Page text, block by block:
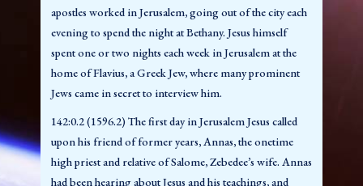
142:1.5 (1596.7) 4. A obediência à vontade do Pai,
produzindo os frutos do espírito na vida pessoal de
alguém, é a lei do reino.
142:1.6 (1596.8) As multidões que vieram celebrar a
Páscoa ouviram este ensinamento de Jesus, e centenas
delas se regozijaram com as boas novas. Os principais
sacerdotes e governantes dos judeus ficaram muito
preocupados com Jesus e seus apóstolos e debatiam
apostles worked in Jerusalem, going out of the city each
evening to spend the night at Bethany. Jesus himself
spent one or two nights each week in Jerusalem at the
home of Flavius, a Greek Jew, where many prominent
Jews came in secret to interview him.
142:0.2 (1596.2) The first day in Jerusalem Jesus called
upon his friend of former years, Annas, the onetime
high priest and relative of Salome, Zebedee’s wife. Annas
had been hearing about Jesus and his teachings, and